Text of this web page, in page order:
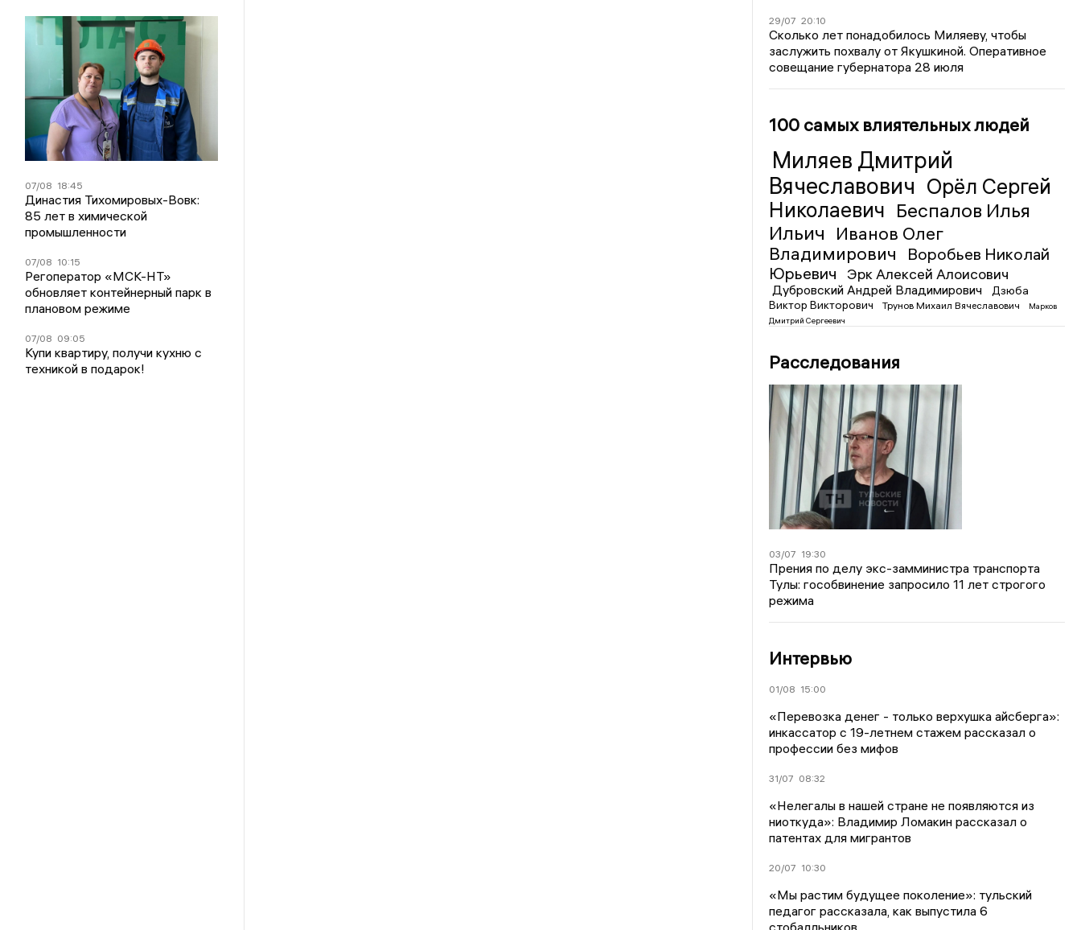
07/08 18:45
Династия Тихомировых-Вовк:
85 лет в химической
промышленности
07/08 10:15
Регоператор «МСК-НТ»
обновляет контейнерный парк в
плановом режиме
07/08 09:05
Купи квартиру, получи кухню с
техникой в подарок!
29/07 20:10
Сколько лет понадобилось Миляеву, чтобы
заслужить похвалу от Якушкиной. Оперативное
совещание губернатора 28 июля
100 самых влиятельных людей
Миляев Дмитрий
Вячеславович Орёл Сергей
Николаевич Беспалов Илья
Ильич
Иванов Олег
Владимирович
Воробьев Николай
Юрьевич
Эрк Алексей Алоисович
Дубровский Андрей Владимирович
Дзюба
Виктор Викторович
Трунов Михаил Вячеславович
Марков
Дмитрий Сергеевич
Расследования
03/07 19:30
Прения по делу экс-замминистра транспорта
Тулы: гособвинение запросило 11 лет строгого
режима
Интервью
01/08 15:00
«Перевозка денег - только верхушка айсберга»:
инкассатор с 19-летнем стажем рассказал о
профессии без мифов
31/07 08:32
«Нелегалы в нашей стране не появляются из
ниоткуда»: Владимир Ломакин рассказал о
патентах для мигрантов
20/07 10:30
«Мы растим будущее поколение»: тульский
педагог рассказала, как выпустила 6
стобалльников